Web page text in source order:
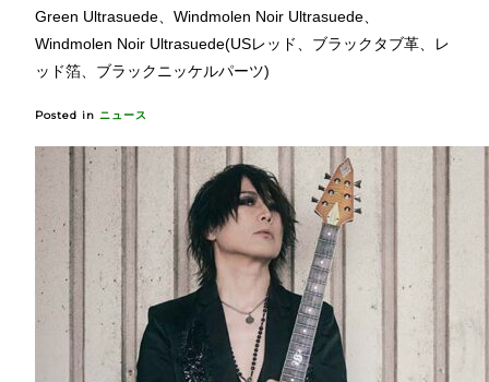
Green Ultrasuede、Windmolen Noir Ultrasuede、
Windmolen Noir Ultrasuede(USレッド、ブラックタブ革、レ
ッド箔、ブラックニッケルパーツ)
Posted inニュース